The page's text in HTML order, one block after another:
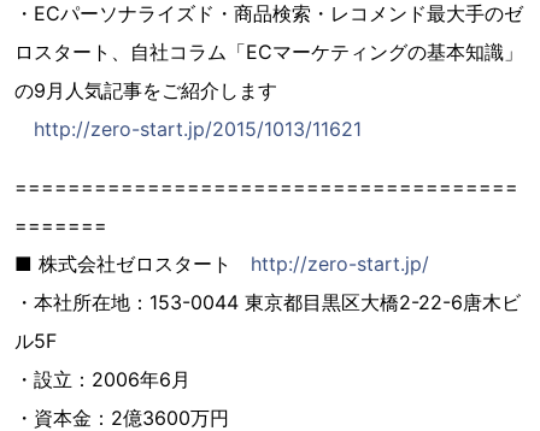
・ECパーソナライズド・商品検索・レコメンド最大手のゼ
ロスタート、自社コラム「ECマーケティングの基本知識」
の9月人気記事をご紹介します
http://zero-start.jp/2015/1013/11621
======================================
=======
■ 株式会社ゼロスタート http://zero-start.jp/
・本社所在地：153-0044 東京都目黒区大橋2-22-6唐木ビ
ル5F
・設立：2006年6月
・資本金：2億3600万円